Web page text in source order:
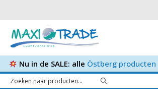
Nu in de SALE: alle Östberg producten